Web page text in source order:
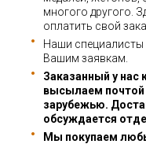
многого другого.
оплатить свой
Наши специалисты
Вашим заявкам.
Заказанный у нас
высылаем почтой
зарубежью.
обсуждается
Мы покупаем